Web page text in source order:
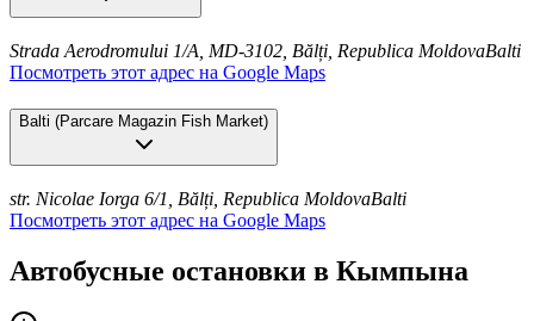
Strada Aerodromului 1/A, MD-3102, Bălți, Republica MoldovaBalti
Посмотреть этот адрес на Google Maps
Balti (Parcare Magazin Fish Market)
str. Nicolae Iorga 6/1, Bălți, Republica MoldovaBalti
Посмотреть этот адрес на Google Maps
Автобусные остановки в Кымпына